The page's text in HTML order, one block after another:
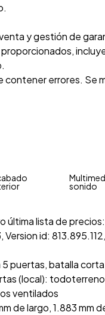
y gestión de
contener errores. Se
última lista de
id:
puertas, batalla
(local):
ventilados
de largo, 1.883 mm
sonido